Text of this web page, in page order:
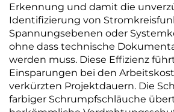
Erkennung und damit die
Identifizierung von
Spannungsebenen oder
ohne dass technische
werden muss. Diese Effizienz
Einsparungen bei den
verkürzten Projektdauern. Die
farbiger Schrumpfschläuche